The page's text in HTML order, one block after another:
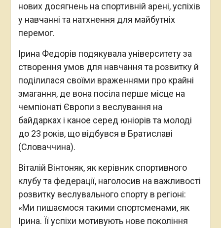
нових досягнень на спортивній арені, успіхів
у навчанні та натхнення для майбутніх
перемог.
Ірина Федорів подякувала університету за
створення умов для навчання та розвитку й
поділилася своїми враженнями про крайні
змагання, де вона посіла перше місце на
чемпіонаті Європи з веслування на
байдарках і каное серед юніорів та молоді
до 23 років, що відбувся в Братиславі
(Словаччина).
Віталій Вінтоняк, як керівник спортивного
клубу та федерації, наголосив на важливості
розвитку веслувального спорту в регіоні:
«Ми пишаємося такими спортсменами, як
Ірина. Її успіхи мотивують нове покоління